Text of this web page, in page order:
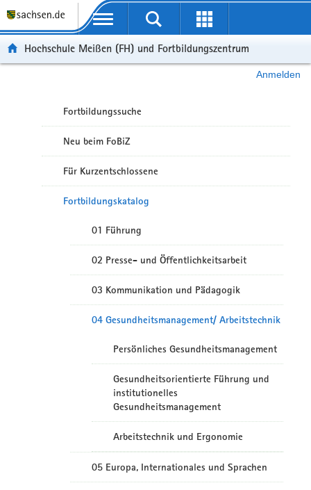
Portalübergreifende Navigation
Hochschule Meißen (FH) und Fortbildungszentrum
Anmelden
Fortbildungssuche
Neu beim FoBiZ
Für Kurzentschlossene
Fortbildungskatalog
01 Führung
02 Presse- und Öffentlichkeitsarbeit
03 Kommunikation und Pädagogik
04 Gesundheitsmanagement/ Arbeitstechnik
Persönliches Gesundheitsmanagement
Gesundheitsorientierte Führung und
institutionelles
Gesundheitsmanagement
Arbeitstechnik und Ergonomie
05 Europa, Internationales und Sprachen